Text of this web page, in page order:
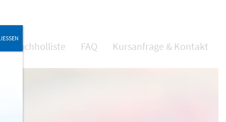
Nachholliste FAQ Kursanfrage & Kontakt